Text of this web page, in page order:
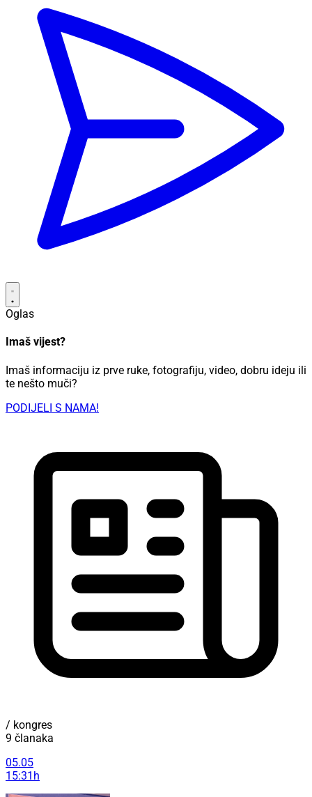
Oglas
Imaš vijest?
Imaš informaciju iz prve ruke, fotografiju, video, dobru ideju ili
te nešto muči?
PODIJELI S NAMA!
/ kongres
9 članaka
05.05
15:31h